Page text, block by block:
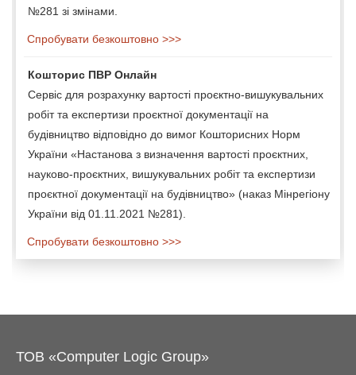
№281 зі змінами.
Спробувати безкоштовно >>>
Кошторис ПВР Онлайн
Сервіс для розрахунку вартості проєктно-вишукувальних
робіт та експертизи проєктної документації на
будівництво відповідно до вимог Кошторисних Норм
України «Настанова з визначення вартості проєктних,
науково-проєктних, вишукувальних робіт та експертизи
проєктної документації на будівництво» (наказ Мінрегіону
України від 01.11.2021 №281).
Спробувати безкоштовно >>>
ТОВ «Computer Logic Group»